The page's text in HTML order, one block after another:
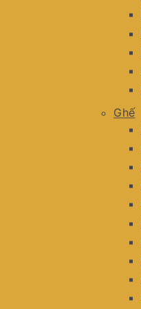
Ghế